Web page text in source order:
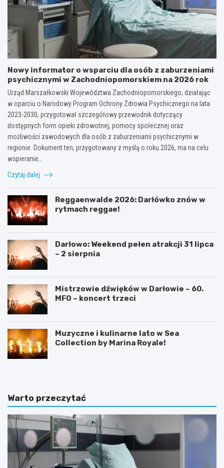
Nowy informator o wsparciu dla osób z zaburzeniami
psychicznymi w Zachodniopomorskiem na 2026 rok
Urząd Marszałkowski Województwa Zachodniopomorskiego, działając
w oparciu o Narodowy Program Ochrony Zdrowia Psychicznego na lata
2023-2030, przygotował szczegółowy przewodnik dotyczący
dostępnych form opieki zdrowotnej, pomocy społecznej oraz
możliwości zawodowych dla osób z zaburzeniami psychicznymi w
regionie. Dokument ten, przygotowany z myślą o roku 2026, ma na celu
wspieranie…
Czytaj dalej
Reggaenwalde 2026: Darłówko znów w
rytmach reggae!
Darłowo: Weekend pełen atrakcji 31 lipca
– 2 sierpnia
Mistrzowie dźwięków w Darłowie – 60.
MFO – koncert trzeci
Muzyczne i kulinarne lato w Sea
Collection by Marina Royale!
Warto przeczytać